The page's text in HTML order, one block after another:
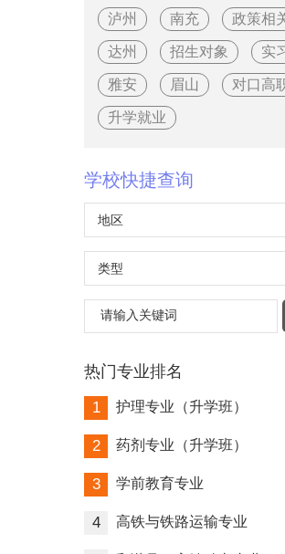
泸州 南充 政策相
达州 招生对象 实
雅安 眉山 对口高
升学就业
学校快捷查询
地区
类型
请输入关键词
热门专业排名
1 护理专业（升学班）
2 药剂专业（升学班）
3 学前教育专业
4 高铁与铁路运输专业